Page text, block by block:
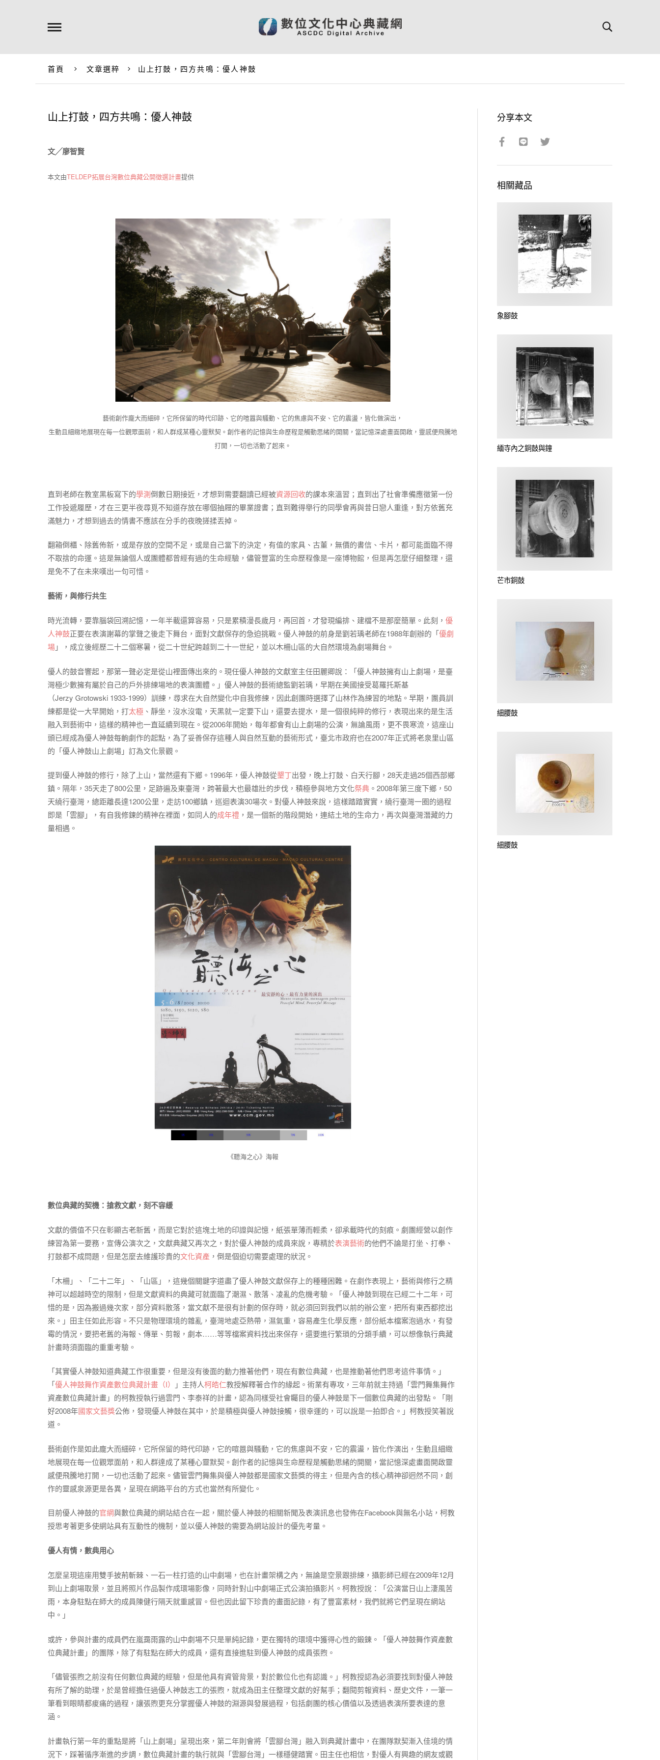
首頁 文章選粹 山上打鼓，四方共鳴：優人神鼓
山上打鼓，四方共鳴：優人神鼓
文╱廖智賢
本文由TELDEP拓展台灣數位典藏公開徵選計畫提供
藝術創作龐大而細碎，它所保留的時代印跡、它的喧囂與騷動、它的焦慮與不安、它的震盪，皆化做演出，
生動且細緻地展現在每一位觀眾面前，和人群成某種心靈默契。創作者的記憶與生命歷程是觸動思緒的開關，當記憶深處畫面開啟，靈感便飛騰地
打開，一切也活動了起來。
直到老師在教室黑板寫下的學測倒數日期接近，才想到需要翻讀已經被資源回收的課本來溫習；直到出了社會準備應徵第一份
工作投遞履歷，才在三更半夜尋覓不知道存放在哪個抽屜的畢業證書；直到難得舉行的同學會再與昔日戀人重逢，對方依舊充
滿魅力，才想到過去的情書不應該在分手的夜晚搓揉丟掉。
翻箱倒櫃、除舊佈新，或是存放的空間不足，或是自己當下的決定，有值的家具、古董，無價的書信、卡片，都可能面臨不得
不取捨的命運。這是無論個人或團體都曾經有過的生命經驗，儘管豐富的生命歷程像是一座博物館，但是再怎麼仔細整理，還
是免不了在未來嘆出一句可惜。
藝術，與修行共生
時光流轉，要靠腦袋回溯記憶，一年半載還算容易，只是累積漫長歲月，再回首，才發現編排、建檔不是那麼簡單。此刻， 優
人神鼓正要在表演謝幕的掌聲之後走下舞台，面對文獻保存的急迫挑戰。優人神鼓的前身是劉若瑀老師在1988年創辦的「優劇
場」，成立後經歷二十二個寒暑，從二十世紀跨越到二十一世紀，並以木柵山區的大自然環境為劇場舞台。
優人的鼓音響起，那第一聲必定是從山裡面傳出來的。現任優人神鼓的文獻室主任田麗卿說：「優人神鼓擁有山上劇場，是臺
灣極少數擁有屬於自己的戶外排練場地的表演團體。」優人神鼓的藝術總監劉若瑀，早期在美國接受葛羅托斯基
（Jerzy Grotowski 1933-1999）訓練，尋求在大自然變化中自我修練，因此創團時選擇了山林作為練習的地點。早期，團員訓
練都是從一大早開始，打太極 、靜坐，沒水沒電，天黑就一定要下山，還要去提水，是一個很純粹的修行，表現出來的是生活
融入到藝術中，這樣的精神也一直延續到現在。從2006年開始，每年都會有山上劇場的公演，無論風雨，更不畏寒流，這座山
頭已經成為優人神鼓每齣劇作的起點，為了妥善保存這種人與自然互動的藝術形式，臺北市政府也在2007年正式將老泉里山區
的「優人神鼓山上劇場」訂為文化景觀。
提到優人神鼓的修行，除了上山，當然還有下鄉。1996年，優人神鼓從墾丁出發，晚上打鼓、白天行腳，28天走過25個西部鄉
鎮。隔年，35天走了800公里，足跡遍及東臺灣，跨著最大也最雄壯的步伐，積極參與地方文化祭典 。2008年第三度下鄉，50
天繞行臺灣，總距離長達1200公里，走訪100鄉鎮，巡迴表演30場次。對優人神鼓來說，這樣踏踏實實，繞行臺灣一圈的過程
即是「雲腳」，有自我修鍊的精神在裡面，如同人的成年禮 ，是一個新的階段開始，連結土地的生命力，再次與臺灣潛藏的力
量相遇。
《聽海之心》海報
數位典藏的契機：搶救文獻，刻不容緩
文獻的價值不只在彰顯古老新舊，而是它對於這塊土地的印證與記憶，紙張單薄而輕柔，卻承載時代的刻痕。劇團經營以創作
練習為第一要務，宣傳公演次之，文獻典藏又再次之，對於優人神鼓的成員來說，專精於表演藝術的他們不論是打坐、打拳、
打鼓都不成問題，但是怎麼去維護珍貴的文化資產 ，倒是個迫切需要處理的狀況。
「木柵」、「二十二年」、「山區」，這幾個關鍵字道盡了優人神鼓文獻保存上的種種困難。在劇作表現上，藝術與修行之精
神可以超越時空的限制，但是文獻資料的典藏可就面臨了潮濕、散落、凌亂的危機考驗。「優人神鼓到現在已經二十二年，可
惜的是，因為搬過幾次家，部分資料散落，當文獻不是很有計劃的保存時，就必須回到我們以前的辦公室，把所有東西都挖出
來。」田主任如此形容。不只是物理環境的雜亂，臺灣地處亞熱帶，濕氣重，容易產生化學反應，部份紙本檔案泡過水，有發
霉的情況，要把老舊的海報、傳單、剪報，劇本……等等檔案資料找出來保存，還要進行繁瑣的分類手續，可以想像執行典藏
計畫時須面臨的重重考驗。
「其實優人神鼓知道典藏工作很重要，但是沒有後面的動力推著他們，現在有數位典藏，也是推動著他們思考這件事情。」
「優人神鼓舞作資產數位典藏計畫（I） 」主持人柯皓仁教授解釋著合作的緣起。術業有專攻，三年前就主持過「雲門舞集舞作
資產數位典藏計畫」的柯教授執行過雲門、李泰祥的計畫，認為同樣受社會矚目的優人神鼓是下一個數位典藏的出發點。「剛
好2008年國家文藝獎公佈，發現優人神鼓在其中，於是積極與優人神鼓接觸，很幸運的，可以說是一拍即合。」柯教授笑著說
道。
藝術創作是如此龐大而細碎，它所保留的時代印跡，它的喧囂與騷動，它的焦慮與不安，它的震盪，皆化作演出，生動且細緻
地展現在每一位觀眾面前，和人群達成了某種心靈默契。創作者的記憶與生命歷程是觸動思緒的開關，當記憶深處畫面開啟靈
感便飛騰地打開，一切也活動了起來。儘管雲門舞集與優人神鼓都是國家文藝獎的得主，但是內含的核心精神卻迥然不同，創
作的靈感泉源更是各異，呈現在網路平台的方式也當然有所變化。
目前優人神鼓的官網與數位典藏的網站結合在一起，關於優人神鼓的相關新聞及表演訊息也發佈在Facebook與無名小站，柯教
授思考著更多使網站具有互動性的機制，並以優人神鼓的需要為網站設計的優先考量。
優人有情，數典用心
怎麼呈現這座用雙手披荊斬棘、一石一柱打造的山中劇場，也在計畫架構之內，無論是空景跟排練，攝影師已經在2009年12月
到山上劇場取景，並且將照片作品製作成環場影像，同時針對山中劇場正式公演拍攝影片。柯教授說：「公演當日山上淒風苦
雨，本身駐點在師大的成員陳健行隔天就重感冒。但也因此留下珍貴的畫面記錄，有了豐富素材，我們就將它們呈現在網站
中。」
或許，參與計畫的成員們在嵐靄雨露的山中劇場不只是單純記錄，更在獨特的環境中獲得心性的鍛鍊。「優人神鼓舞作資產數
位典藏計畫」的團隊，除了有駐點在師大的成員，還有直接進駐到優人神鼓的成員張煦。
「儘管張煦之前沒有任何數位典藏的經驗，但是他具有資管背景，對於數位化也有認識。」柯教授認為必須要找到對優人神鼓
有所了解的助理，於是曾經擔任過優人神鼓志工的張煦，就成為田主任整理文獻的好幫手；翻閱剪報資料、歷史文件，一筆一
筆看到眼睛都痠痛的過程，讓張煦更充分掌握優人神鼓的淵源與發展過程，包括劇團的核心價值以及透過表演所要表達的意
涵。
計畫執行第一年的重點是將「山上劇場」呈現出來，第二年則會將「雲腳台灣」融入到典藏計畫中，在團隊默契漸入佳境的情
況下，踩著循序漸進的步調，數位典藏計畫的執行就與「雲腳台灣」一樣穩健踏實。田主任也相信，對優人有興趣的網友或觀
分享本文
相關藏品
象腳鼓
緬寺內之銅鼓與鐘
芒市銅鼓
細腰鼓
細腰鼓